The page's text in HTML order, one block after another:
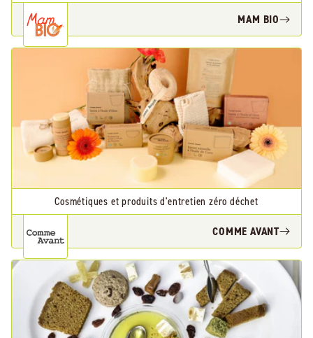
MAM BIO
Cosmétiques et produits d'entretien zéro déchet
COMME AVANT